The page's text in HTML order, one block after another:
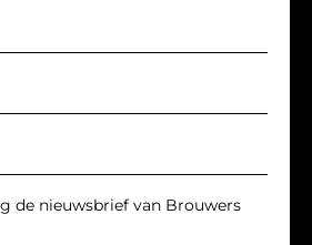
de nieuwsbrief van Brouwers